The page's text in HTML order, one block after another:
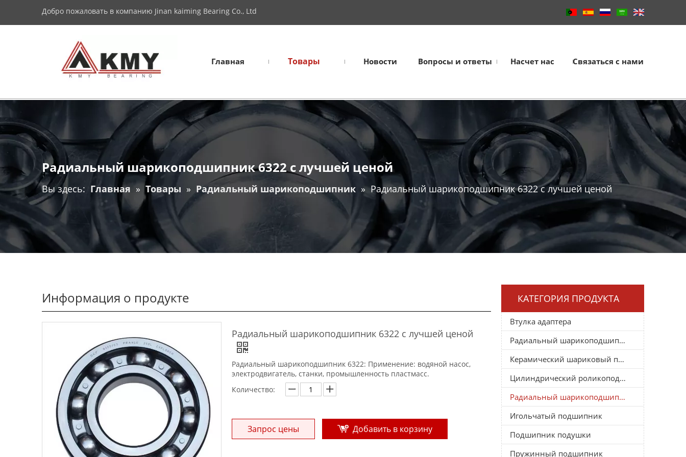
Добро пожаловать в компанию Jinan kaiming Bearing Co., Ltd
Главная Товары Новости Вопросы и ответы Насчет нас Связаться с нами
Радиальный шарикоподшипник 6322 с лучшей ценой
Вы здесь: Главная » Товары » Радиальный шарикоподшипник » Радиальный шарикоподшипник 6322 с лучшей ценой
Информация о продукте
Радиальный шарикоподшипник 6322 с лучшей ценой
Радиальный шарикоподшипник 6322: Применение: водяной насос,
электродвигатель, станки, промышленность пластмасс.
Количество:
Запрос цены Добавить в корзину
КАТЕГОРИЯ ПРОДУКТА
Втулка адаптера
Радиальный шарикоподшипник
Керамический шариковый подшипник
Цилиндрический роликоподшипник
Радиальный шарикоподшипник
Игольчатый подшипник
Подшипник подушки
Пружинный подшипник